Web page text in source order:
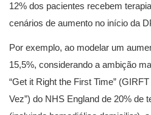
12% dos pacientes recebem
cenários de aumento no início da
Por exemplo, ao modelar um
15,5%, considerando a ambição
“Get it Right the First Time”
Vez”) do NHS England de 20% de